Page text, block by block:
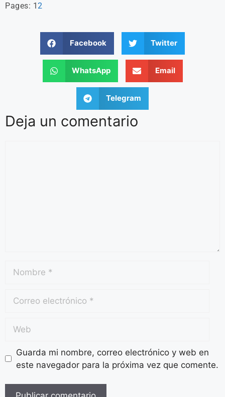
Pages: 12
Facebook Twitter
WhatsApp Email
Telegram
Deja un comentario
Guarda mi nombre, correo electrónico y web en
este navegador para la próxima vez que comente.